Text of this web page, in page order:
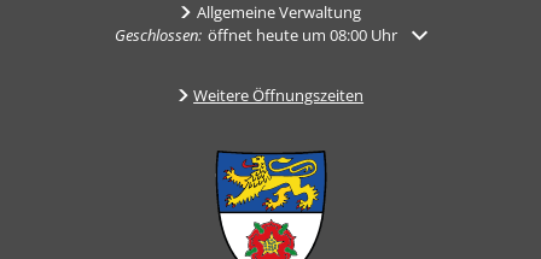
Allgemeine Verwaltung
Klicken, um weitere Öffnungs- oder Schließzeiten
Geschlossen: öffnet heute um 08:00 Uhr
Weitere Öffnungszeiten